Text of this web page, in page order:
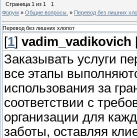
Страница 1 из 1
1
Форум » Общие вопросы. » Перевод без лишних
Перевод без лишних хлопот
[1] vadim_vadikovich
Заказывать услуги
все этапы
использования за
соответствии с
организации для
заботы, оставляя